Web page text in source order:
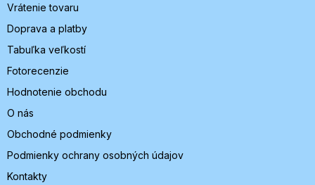
Vrátenie tovaru
Doprava a platby
Tabuľka veľkostí
Fotorecenzie
Hodnotenie obchodu
O nás
Obchodné podmienky
Podmienky ochrany osobných údajov
Kontakty